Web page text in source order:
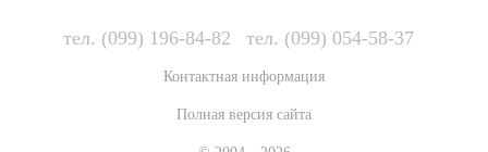
тел. (099) 196-84-82 тел. (099) 054-58-37
Контактная информация
Полная версия сайта